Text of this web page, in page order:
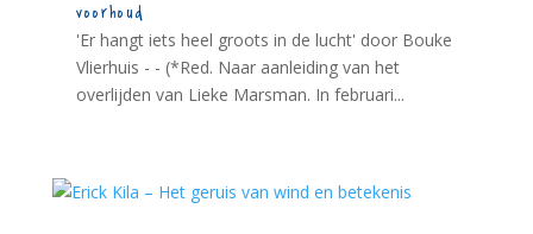
voorhoud
'Er hangt iets heel groots in de lucht' door Bouke
Vlierhuis - - (*Red. Naar aanleiding van het
overlijden van Lieke Marsman. In februari...